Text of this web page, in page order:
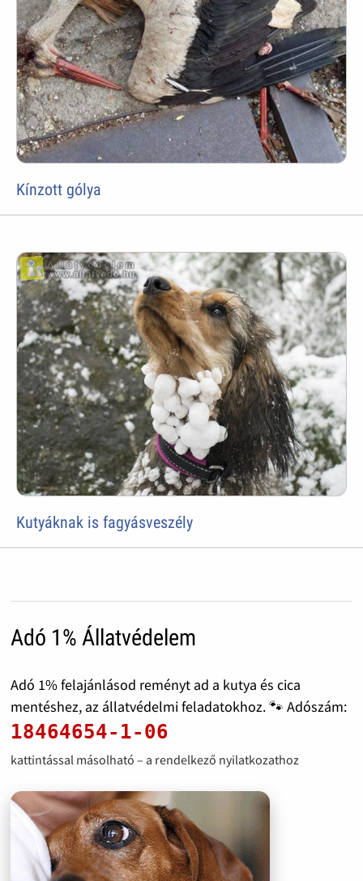
Kínzott gólya
Kutyáknak is fagyásveszély
Adó 1% Állatvédelem
Adó 1% felajánlásod reményt ad a kutya és cica
mentéshez, az állatvédelmi feladatokhoz. 🐾 Adószám:
18464654-1-06
kattintással másolható – a rendelkező nyilatkozathoz